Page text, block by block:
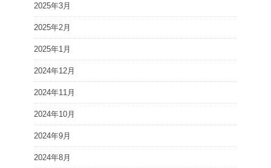
2025年3月
2025年2月
2025年1月
2024年12月
2024年11月
2024年10月
2024年9月
2024年8月